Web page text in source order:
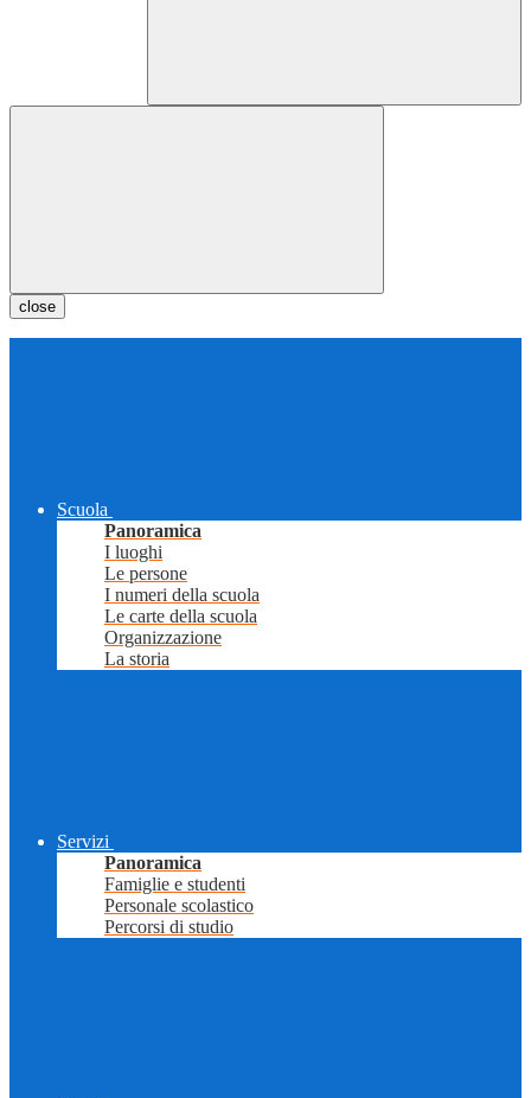
close
Scuola
Panoramica
I luoghi
Le persone
I numeri della scuola
Le carte della scuola
Organizzazione
La storia
Servizi
Panoramica
Famiglie e studenti
Personale scolastico
Percorsi di studio